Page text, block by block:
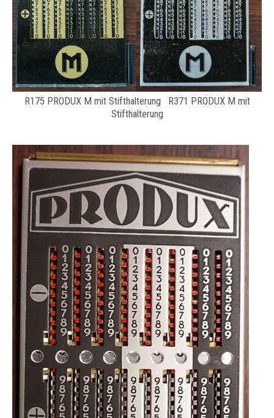
R175 PRODUX M mit Stifthalterung R371 PRODUX M mit
Stifthalterung